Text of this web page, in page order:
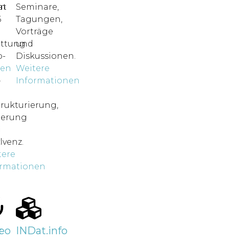
Seminare,
Tagungen,
Vorträge
und
Diskussionen.
Weitere
Informationen
INDat.info